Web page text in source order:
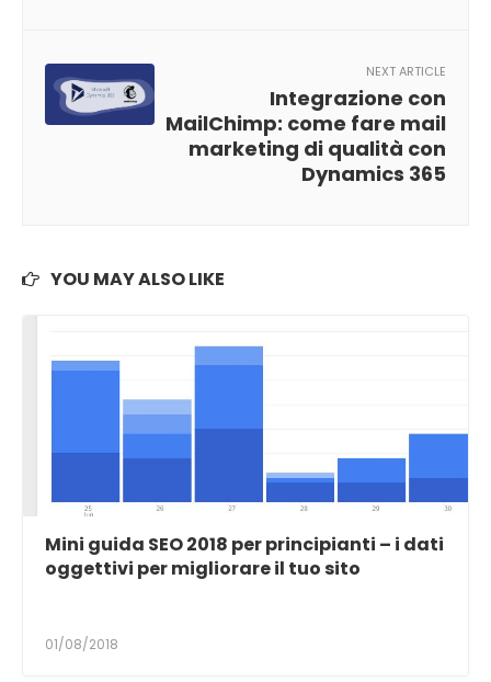
NEXT ARTICLE
Integrazione con
MailChimp: come fare mail
marketing di qualità con
Dynamics 365
YOU MAY ALSO LIKE
Mini guida SEO 2018 per principianti – i dati
oggettivi per migliorare il tuo sito
01/08/2018